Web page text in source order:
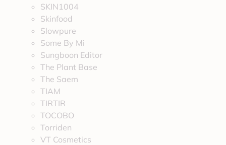
SKIN1004
Skinfood
Slowpure
Some By Mi
Sungboon Editor
The Plant Base
The Saem
TIAM
TIRTIR
TOCOBO
Torriden
VT Cosmetics